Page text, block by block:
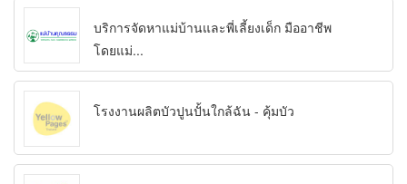
บริการจัดหาแม่บ้านและพี่เลี้ยงเด็ก มืออาชีพ
โดยแม่...
โรงงานผลิตบัวปูนปั้นใกล้ฉัน - คุ้มบัว